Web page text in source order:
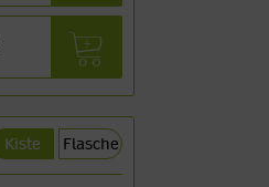
Kiste Flasche